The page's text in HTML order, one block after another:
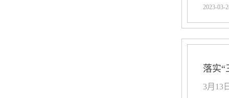
2023-03-
落实
​3月13